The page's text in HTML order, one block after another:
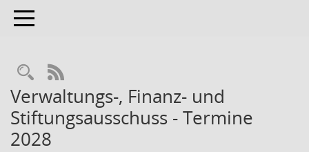
Toggle navigation
RSS-Feed
Verwaltungs-, Finanz- und
Stiftungsausschuss - Termine
2028